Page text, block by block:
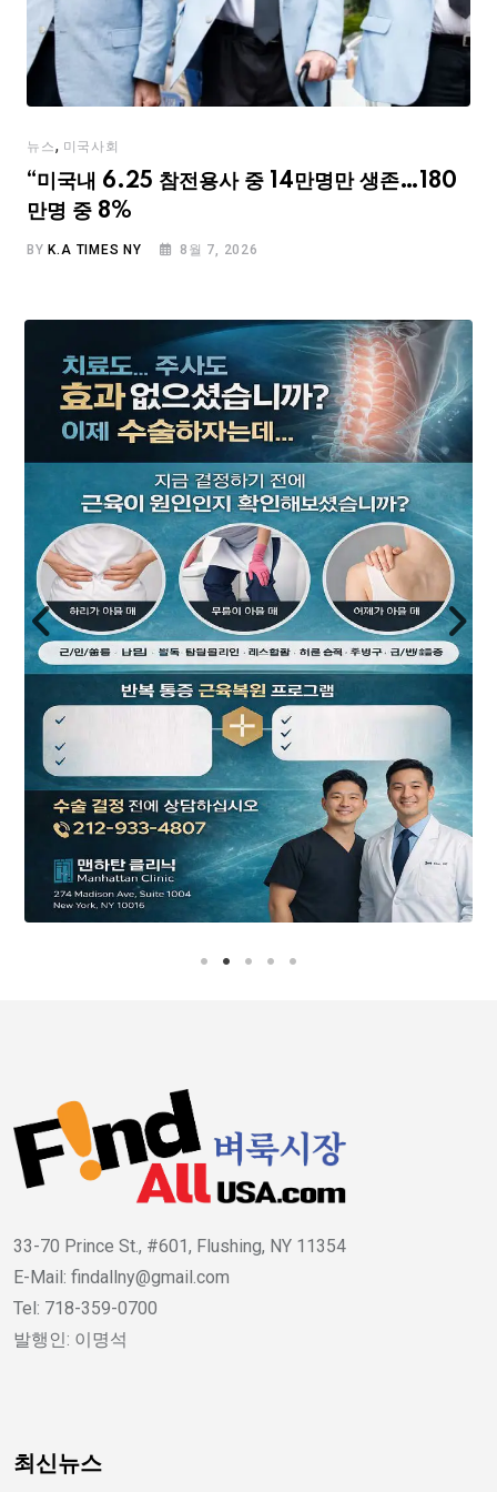
뉴스, 미국사회
“미국내 6.25 참전용사 중 14만명만 생존…180
만명 중 8%
BY K.A TIMES NY 8월 7, 2026
33-70 Prince St., #601, Flushing, NY 11354
E-Mail: findallny@gmail.com
Tel: 718-359-0700
발행인: 이명석
최신뉴스